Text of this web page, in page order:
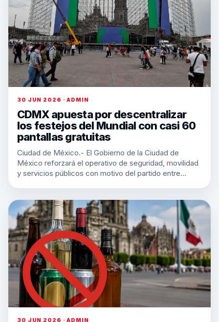
30 JUN 2026 · ADMIN
CDMX apuesta por descentralizar
los festejos del Mundial con casi 60
pantallas gratuitas
Ciudad de México.- El Gobierno de la Ciudad de
México reforzará el operativo de seguridad, movilidad
y servicios públicos con motivo del partido entre…
30 JUN 2026 · ADMIN